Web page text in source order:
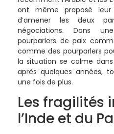
ont même proposé
d’amener les deux
négociations. Dans
pourparlers de paix
comme des pourparlers
la situation se calme
après quelques années,
une fois de plus.
Les fragilités
l’Inde et du